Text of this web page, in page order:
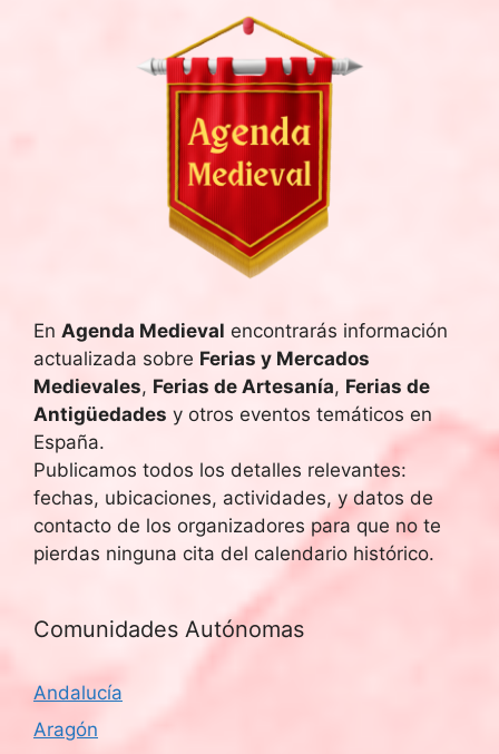
En Agenda Medieval encontrarás información
actualizada sobre Ferias y Mercados
Medievales, Ferias de Artesanía, Ferias de
Antigüedades y otros eventos temáticos en
España.
Publicamos todos los detalles relevantes:
fechas, ubicaciones, actividades, y datos de
contacto de los organizadores para que no te
pierdas ninguna cita del calendario histórico.
Comunidades Autónomas
Andalucía
Aragón